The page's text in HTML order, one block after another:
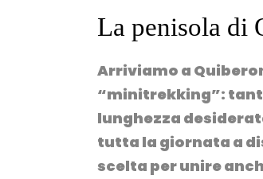
La penisola di
Arriviamo a
“minitrekking”:
lunghezza
tutta la giornata a
scelta per unire